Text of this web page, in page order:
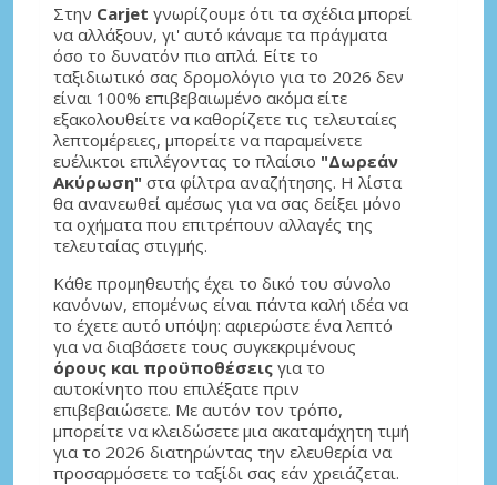
Στην Carjet γνωρίζουμε ότι τα σχέδια μπορεί
να αλλάξουν, γι' αυτό κάναμε τα πράγματα
όσο το δυνατόν πιο απλά. Είτε το
ταξιδιωτικό σας δρομολόγιο για το 2026 δεν
είναι 100% επιβεβαιωμένο ακόμα είτε
εξακολουθείτε να καθορίζετε τις τελευταίες
λεπτομέρειες, μπορείτε να παραμείνετε
ευέλικτοι επιλέγοντας το πλαίσιο "Δωρεάν
Ακύρωση" στα φίλτρα αναζήτησης. Η λίστα
θα ανανεωθεί αμέσως για να σας δείξει μόνο
τα οχήματα που επιτρέπουν αλλαγές της
τελευταίας στιγμής.
Κάθε προμηθευτής έχει το δικό του σύνολο
κανόνων, επομένως είναι πάντα καλή ιδέα να
το έχετε αυτό υπόψη: αφιερώστε ένα λεπτό
για να διαβάσετε τους συγκεκριμένους
όρους και προϋποθέσεις για το
αυτοκίνητο που επιλέξατε πριν
επιβεβαιώσετε. Με αυτόν τον τρόπο,
μπορείτε να κλειδώσετε μια ακαταμάχητη τιμή
για το 2026 διατηρώντας την ελευθερία να
προσαρμόσετε το ταξίδι σας εάν χρειάζεται.